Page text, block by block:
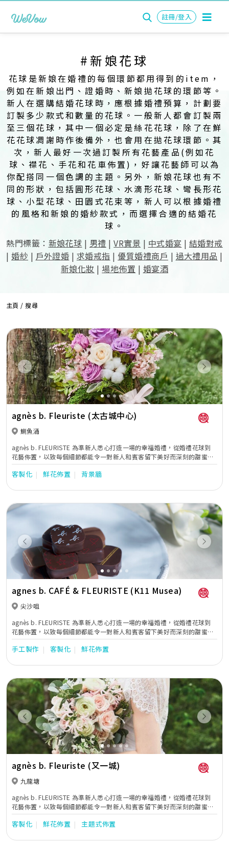
註冊/登入
#新娘花球
花球是新娘在婚禮的每個環節都用得到的item，
例如在新娘出門、證婚時、新娘拋花球的環節等。
新人在選購結婚花球時，應根據婚禮預算，計劃要
訂製多少款式和數量的花球。一般新人都會訂製兩
至三個花球，其中一個必定是絲花花球，除了在鮮
花花球凋謝時作後備外，也會用在拋花球環節。其
次，新人最好一次過訂製所有花藝產品(例如花
球、襟花、手花和花車佈置)，好讓花藝師可以為
你配搭同一個色調的主題。另外，新娘花球也有不
同的形狀，包括圓形花球、水滴形花球、彎長形花
球、小型花球、田園式花束等，新人可以根據婚禮
的風格和新娘的婚紗款式，而選擇合適的結婚花
球。
熱門標籤： 新娘花球 | 男禮 |VR實景 | 中式婚宴 | 結婚對戒
|婚紗 | 戶外證婚 | 求婚戒指 | 優質婚禮商戶 | 過大禮用品 |
新娘化妝 |場地佈置 | 婚宴酒
主頁 / 搜尋
Previous Next
agnès b. Fleuriste (太古城中心)
鰂魚涌
agnès b. FLEURISTE 為準新人悉心打造一場的幸福婚禮，從婚禮花球到
花藝佈置，以致每個細節都能令一對新人和賓客留下美好而深刻的甜蜜回
憶。不論新人主張簡約或是華麗的婚禮，花藝佈置有著魔法般的力量，能
把平平無奇的場地變成夢寐以求的婚禮。
客製化 鮮花佈置 背景牆
Previous Next
agnes b. CAFÉ & FLEURISTE (K11 Musea)
尖沙咀
agnès b. FLEURISTE 為準新人悉心打造一場的幸福婚禮，從婚禮花球到
花藝佈置，以致每個細節都能令一對新人和賓客留下美好而深刻的甜蜜回
憶。不論新人主張簡約或是華麗的婚禮，花藝佈置有著魔法般的力量，能
把平平無奇的場地變成夢寐以求的婚禮。
手工製作 客製化 鮮花佈置
Previous Next
agnès b. Fleuriste (又一城)
九龍塘
agnès b. FLEURISTE 為準新人悉心打造一場的幸福婚禮，從婚禮花球到
花藝佈置，以致每個細節都能令一對新人和賓客留下美好而深刻的甜蜜回
憶。不論新人主張簡約或是華麗的婚禮，花藝佈置有著魔法般的力量，能
把平平無奇的場地變成夢寐以求的婚禮。
客製化 鮮花佈置 主題式佈置